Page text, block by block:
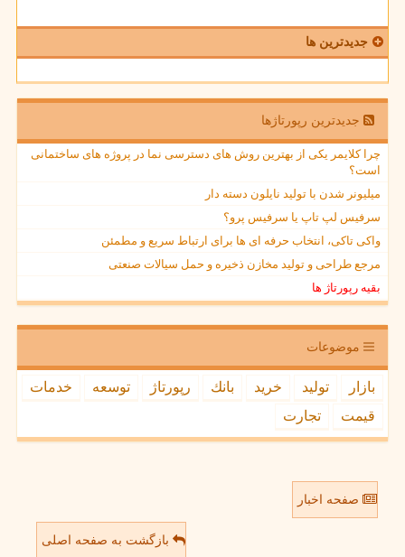
جدیدترین ها
جدیدترین رپورتاژها
چرا کلایمر یکی از بهترین روش های دسترسی نما در پروژه های ساختمانی
است؟
میلیونر شدن با تولید نایلون دسته دار
سرفیس لپ تاپ یا سرفیس پرو؟
واکی تاکی، انتخاب حرفه ای ها برای ارتباط سریع و مطمئن
مرجع طراحی و تولید مخازن ذخیره و حمل سیالات صنعتی
بقیه رپورتاژ ها
موضوعات
بازار تولید خرید بانك رپورتاژ توسعه
خدمات
قیمت
تجارت
صفحه اخبار
بازگشت به صفحه اصلی